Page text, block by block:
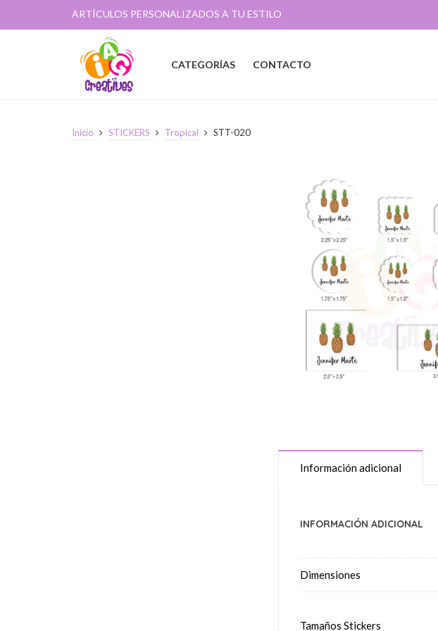
ARTÍCULOS PERSONALIZADOS A TU ESTILO
CATEGORÍAS CONTACTO
Inicio STICKERS Tropical STT-020
Información adicional
INFORMACIÓN ADICIONAL
Dimensiones
Tamaños Stickers